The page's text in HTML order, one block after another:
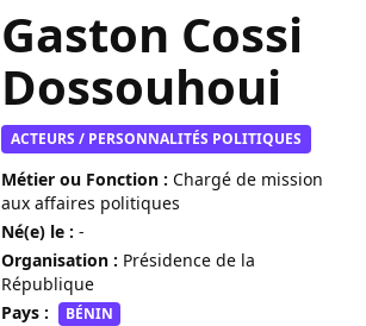
Gaston Cossi
Dossouhoui
ACTEURS / PERSONNALITÉS POLITIQUES
Métier ou Fonction : Chargé de mission
aux affaires politiques
Né(e) le : -
Organisation : Présidence de la
République
Pays :
BÉNIN